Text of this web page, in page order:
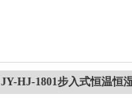
JY-HJ-1801步入式恒温恒